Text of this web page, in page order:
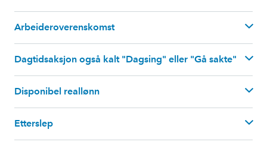
Arbeideroverenskomst
Dagtidsaksjon også kalt "Dagsing" eller "Gå sakte"
Disponibel reallønn
Etterslep